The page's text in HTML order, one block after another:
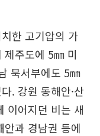
한 고기압의 가
제주도에 5㎜ 미
북서부에도 5㎜
. 강원 동해안·산
이어지던 비는 새
과 경남권 등에